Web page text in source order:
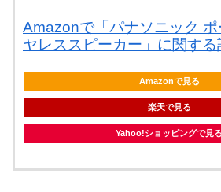
Amazonで「パナソニック ポ
ヤレススピーカー」に関する
Amazonで見る
楽天で見る
Yahoo!ショッピングで見る